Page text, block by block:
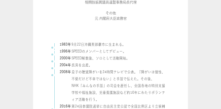
格闘技振興議員連盟事務局長代理
その他
元 内閣府大臣政務官
1983年 9月22日沖縄県那覇市に生まれる。
1996年 SPEEDのメンバーとしてデビュー。
2000年 SPEED解散後、ソロとして活動開始。
2004年 長男を出産。
2008年 息子の聴覚障がいを24時間テレビで公表。「障がいは個性、
不便だけど不幸ではない」と手話で伝えた。その後、
NHK「みんなの手話」の司会を歴任し、全国各地の特別支援
学校や福祉施設、児童養護施設など約10年にわたりボランテ
ィア活動を行う。
2016年 第24回参議院選挙に自由民主党公認で全国比例区より立候補